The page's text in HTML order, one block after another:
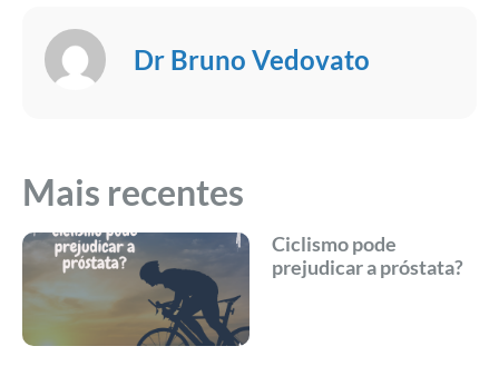
Dr Bruno Vedovato
Mais recentes
Ciclismo pode
prejudicar a próstata?